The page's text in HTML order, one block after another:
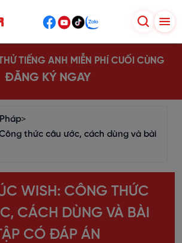
TIẾNG ANH MIỄN PHÍ CUỐI CÙNG
ĐĂNG KÝ NGAY
>
thức câu ước, cách dùng và bài
WISH: CÔNG THỨC
CÁCH DÙNG VÀ BÀI
CÓ ĐÁP ÁN